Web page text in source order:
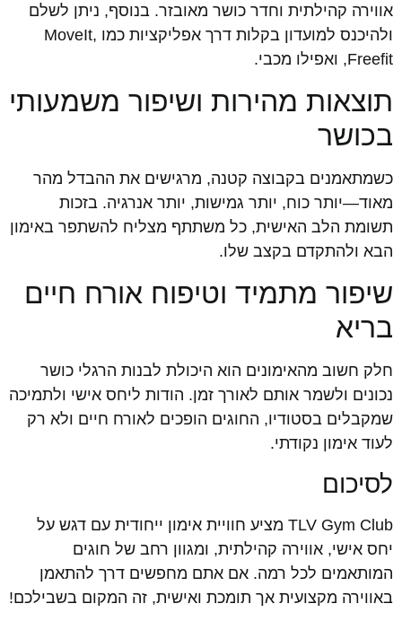
אווירה קהילתית וחדר כושר מאובזר. בנוסף, ניתן לשלם
ולהיכנס למועדון בקלות דרך אפליקציות כמו MoveIt,
Freefit, ואפילו מכבי.
תוצאות מהירות ושיפור משמעותי
בכושר
כשמתאמנים בקבוצה קטנה, מרגישים את ההבדל מהר
מאוד—יותר כוח, יותר גמישות, יותר אנרגיה. בזכות
תשומת הלב האישית, כל משתתף מצליח להשתפר באימון
הבא ולהתקדם בקצב שלו.
שיפור מתמיד וטיפוח אורח חיים
בריא
חלק חשוב מהאימונים הוא היכולת לבנות הרגלי כושר
נכונים ולשמר אותם לאורך זמן. הודות ליחס אישי ולתמיכה
שמקבלים בסטודיו, החוגים הופכים לאורח חיים ולא רק
לעוד אימון נקודתי.
לסיכום
TLV Gym Club מציע חוויית אימון ייחודית עם דגש על
יחס אישי, אווירה קהילתית, ומגוון רחב של חוגים
המותאמים לכל רמה. אם אתם מחפשים דרך להתאמן
באווירה מקצועית אך תומכת ואישית, זה המקום בשבילכם!